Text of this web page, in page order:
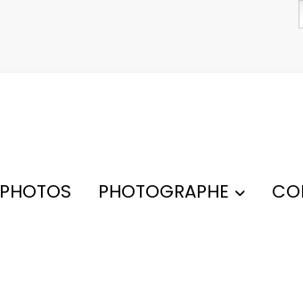
PHOTOS PHOTOGRAPHE